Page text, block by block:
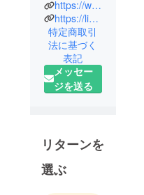
「ありがと
う。」で紅
白歌合戦出
場を目指す
シンガーソ
ングライ
ター・ボー
市出身・と
大使
https://www.instagram.com/guinness11401/
https://line.me/ti/g2/iZMq0lFBiL3MTT9e_9-c5FZHRbkjYlu9ukQuSg?utm_source=invitation&utm_medium=link_copy&utm_campaign=default
特定商取引
法に基づく
表記
メッセー
ジを送る
リターンを
選ぶ